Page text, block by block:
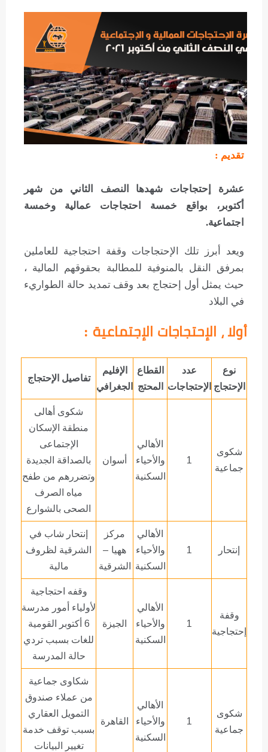
تقديم
عشرة إحتجاجات شهدها النصف الثاني من شهر
أكتوبر، بواقع خمسة احتجاجات عمالية وخمسة
اجتماعية.
ويعد أبرز تلك الإحتجاجات وقفة احتجاجية للعاملين
بمرفق النقل بالمنوفية للمطالبة بحقوقهم المالية ،
حيث يمثل أول إحتجاج بعد وقف تمديد حالة الطواريء
في البلاد
أولا ، الإحتجاجات الإجتماعية :
نوع
الإحتجاج
عدد
الإحتجاجات
القطاع
المحتج
الإفليم
الجغرافي
تفاصيل الإحتجاج
شكوى
جماعية
الأهالي
والأحياء
السكنية
أسوان
شكوى أهالى
منطقة الإسكان
الإجتماعى
بالصداقة الجديدة
وتضررهم من طفح
مياه الصرف
الصحى بالشوارع
إنتحار
الأهالي
والأحياء
السكنية
مركز
ههيا –
الشرقية
إنتحار شاب في
الشرقية لظروف
مالية
وقفة
إحتجاجية
الأهالي
والأحياء
السكنية
الجيزة
وقفه احتجاجية
لأولياء أمور مدرسة
6 أكتوبر القومية
للغات بسبب تردي
حالة المدرسة
شكوى
جماعية
الأهالي
والأحياء
السكنية
القاهرة
شكاوى جماعية
من عملاء صندوق
التمويل العقاري
بسبب توقف خدمة
تغيير البيانات